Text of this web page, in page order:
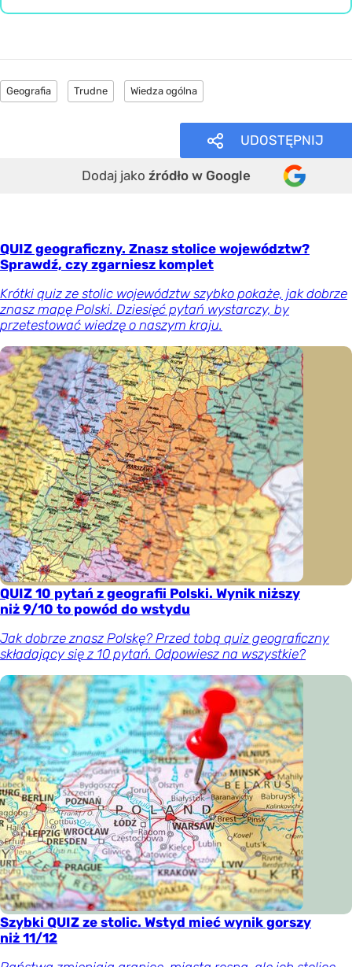
Geografia Trudne Wiedza ogólna
UDOSTĘPNIJ
Dodaj jako źródło w Google
QUIZ geograficzny. Znasz stolice województw?
Sprawdź, czy zgarniesz komplet
Krótki quiz ze stolic województw szybko pokaże, jak dobrze
znasz mapę Polski. Dziesięć pytań wystarczy, by
przetestować wiedzę o naszym kraju.
QUIZ 10 pytań z geografii Polski. Wynik niższy
niż 9/10 to powód do wstydu
Jak dobrze znasz Polskę? Przed tobą quiz geograficzny
składający się z 10 pytań. Odpowiesz na wszystkie?
Szybki QUIZ ze stolic. Wstyd mieć wynik gorszy
niż 11/12